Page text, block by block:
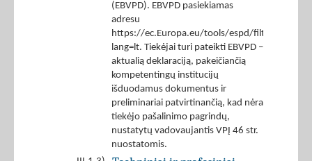
(EBVPD). EBVPD pasiekiamas
adresu
https://ec.Europa.eu/tools/espd/filter?
lang=lt. Tiekėjai turi pateikti EBVPD –
aktualią deklaraciją, pakeičiančią
kompetentingų institucijų
išduodamus dokumentus ir
preliminariai patvirtinančią, kad nėra
tiekėjo pašalinimo pagrindų,
nustatytų vadovaujantis VPĮ 46 str.
nuostatomis.